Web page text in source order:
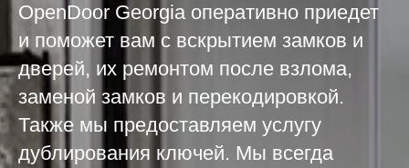
OpenDoor Georgia оперативно приедет
и поможет вам с вскрытием замков и
дверей, их ремонтом после взлома,
заменой замков и перекодировкой.
Также мы предоставляем услугу
дублирования ключей. Мы всегда